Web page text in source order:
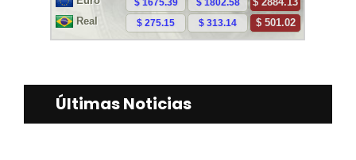
Últimas Noticias